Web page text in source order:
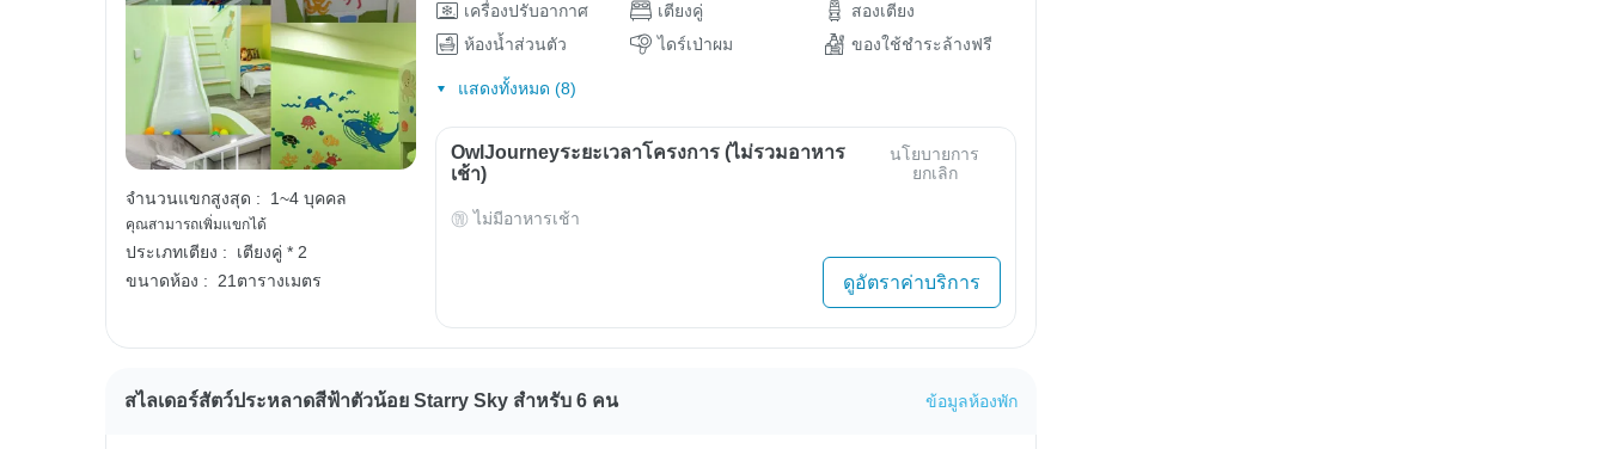
จำนวนแขกสูงสุด : 1~4 บุคคล
คุณสามารถเพิ่มแขกได้
ประเภทเตียง :
เตียงคู่ * 2
ขนาดห้อง :
21ตารางเมตร
เครื่องปรับอากาศ
เตียงคู่
สองเตียง
ห้องน้ำส่วนตัว
ไดร์เป่าผม ของใช้ชำระล้างฟรี
แสดงทั้งหมด (8)
OwlJourneyระยะเวลาโครงการ (ไม่รวมอาหาร
เช้า)
นโยบายการ
ยกเลิก
ไม่มีอาหารเช้า
ดูอัตราค่าบริการ
สไลเดอร์สัตว์ประหลาดสีฟ้าตัวน้อย Starry Sky สำหรับ 6 คน ข้อมูลห้องพัก